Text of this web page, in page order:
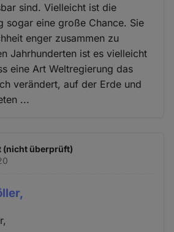
sind. Vielleicht ist die
sogar eine große Chance. Sie
enger zusammen zu
Jahrhunderten ist es vielleicht
eine Art Weltregierung das
verändert, auf der Erde und
...
(nicht überprüft)